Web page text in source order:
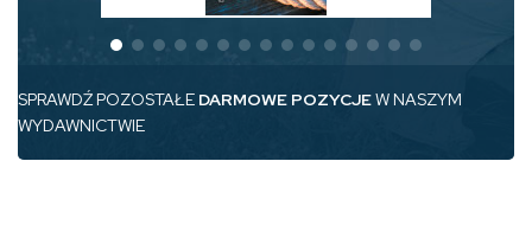
SPRAWDŹ POZOSTAŁE DARMOWE POZYCJEW NASZYM
WYDAWNICTWIE